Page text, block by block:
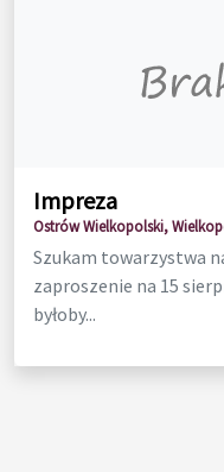
Impreza
Ostrów Wielkopolski,
Szukam towarzystwa
zaproszenie na 15
byłoby...